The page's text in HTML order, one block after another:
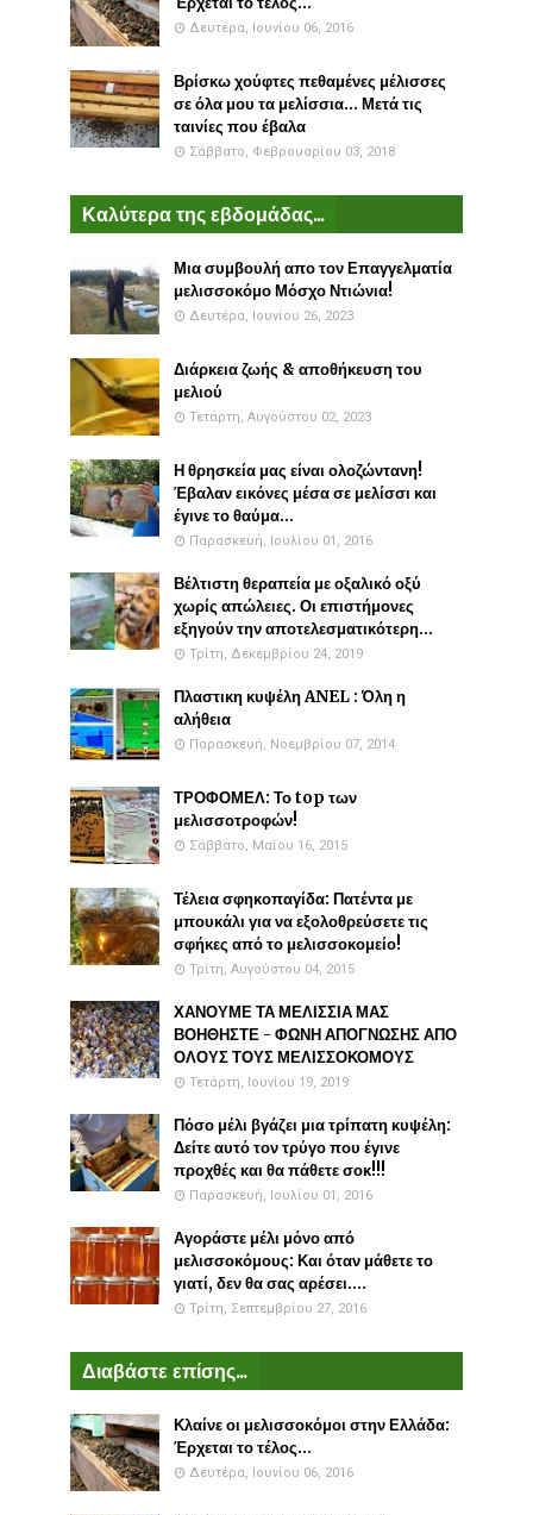
Δευτέρα, Ιουνίου 06, 2016
Βρίσκω χούφτες πεθαμένες μέλισσες
σε όλα μου τα μελίσσια... Μετά τις
ταινίες που έβαλα
Σάββατο, Φεβρουαρίου 03, 2018
Καλύτερα της εβδομάδας...
Μια συμβουλή απο τον Επαγγελματία
μελισσοκόμο Μόσχο Ντιώνια!
Δευτέρα, Ιουνίου 26, 2023
Διάρκεια ζωής & αποθήκευση του
μελιού
Τετάρτη, Αυγούστου 02, 2023
Η θρησκεία μας είναι ολοζώντανη!
Έβαλαν εικόνες μέσα σε μελίσσι και
έγινε το θαύμα...
Παρασκευή, Ιουλίου 01, 2016
Βέλτιστη θεραπεία με οξαλικό οξύ
χωρίς απώλειες. Οι επιστήμονες
εξηγούν την αποτελεσματικότερη...
Τρίτη, Δεκεμβρίου 24, 2019
Πλαστικη κυψέλη ANEL : Όλη η
αλήθεια
Παρασκευή, Νοεμβρίου 07, 2014
ΤΡΟΦΟΜΕΛ: Το top των
μελισσοτροφών!
Σάββατο, Μαΐου 16, 2015
Τέλεια σφηκοπαγίδα: Πατέντα με
μπουκάλι για να εξολοθρεύσετε τις
σφήκες από το μελισσοκομείο!
Τρίτη, Αυγούστου 04, 2015
ΧΑΝΟΥΜΕ ΤΑ ΜΕΛΙΣΣΙΑ ΜΑΣ
ΒΟΗΘΗΣΤΕ - ΦΩΝΗ ΑΠΟΓΝΩΣΗΣ ΑΠΟ
ΟΛΟΥΣ ΤΟΥΣ ΜΕΛΙΣΣΟΚΟΜΟΥΣ
Τετάρτη, Ιουνίου 19, 2019
Πόσο μέλι βγάζει μια τρίπατη κυψέλη:
Δείτε αυτό τον τρύγο που έγινε
προχθές και θα πάθετε σοκ!!!
Παρασκευή, Ιουλίου 01, 2016
Αγοράστε μέλι μόνο από
μελισσοκόμους: Και όταν μάθετε το
γιατί, δεν θα σας αρέσει....
Τρίτη, Σεπτεμβρίου 27, 2016
Διαβάστε επίσης...
Κλαίνε οι μελισσοκόμοι στην Ελλάδα:
Έρχεται το τέλος...
Δευτέρα, Ιουνίου 06, 2016